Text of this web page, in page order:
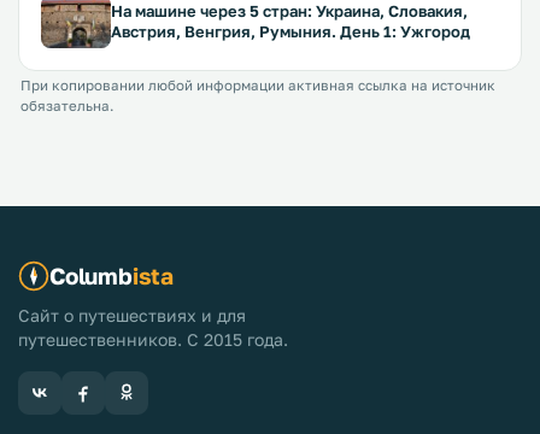
На машине через 5 стран: Украина, Словакия,
Австрия, Венгрия, Румыния. День 1: Ужгород
При копировании любой информации активная ссылка на источник
обязательна.
Columbista
Сайт о путешествиях и для
путешественников. С 2015 года.